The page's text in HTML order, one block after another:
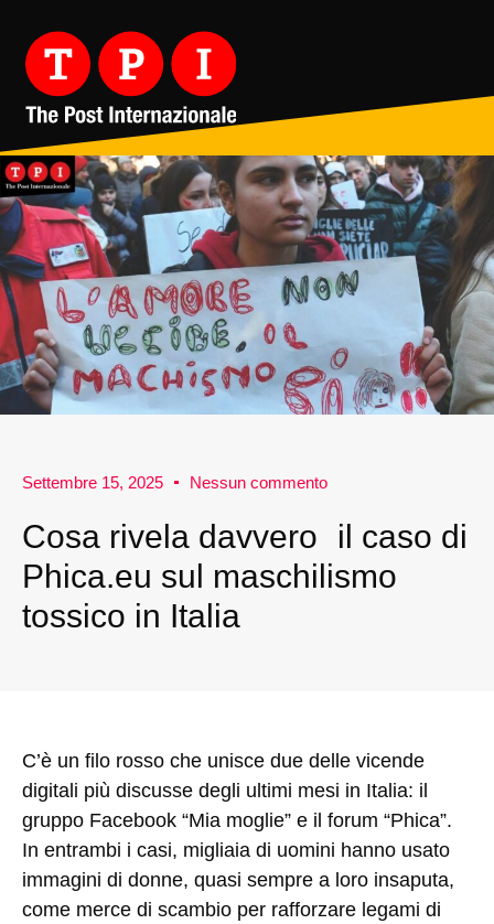
Settembre 15, 2025 Nessun commento
Cosa rivela davvero il caso di
Phica.eu sul maschilismo
tossico in Italia
C’è un filo rosso che unisce due delle vicende
digitali più discusse degli ultimi mesi in Italia: il
gruppo Facebook “Mia moglie” e il forum “Phica”.
In entrambi i casi, migliaia di uomini hanno usato
immagini di donne, quasi sempre a loro insaputa,
come merce di scambio per rafforzare legami di